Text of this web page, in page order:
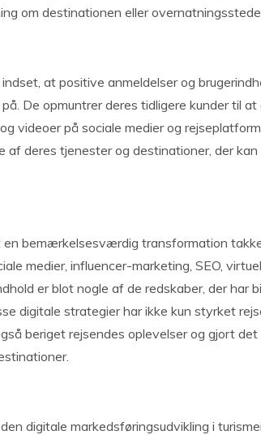
om destinationen eller
at positive anmeldelser og
De opmuntrer deres tidligere kunder til at
videoer på sociale medier og
deres tjenester og destinationer, der kan
en bemærkelsesværdig transformation
medier, influencer-marketing, SEO,
er blot nogle af de redskaber, der har
digitale strategier har ikke kun styrket
beriget rejsendes oplevelser og gjort
digitale markedsføringsudvikling i